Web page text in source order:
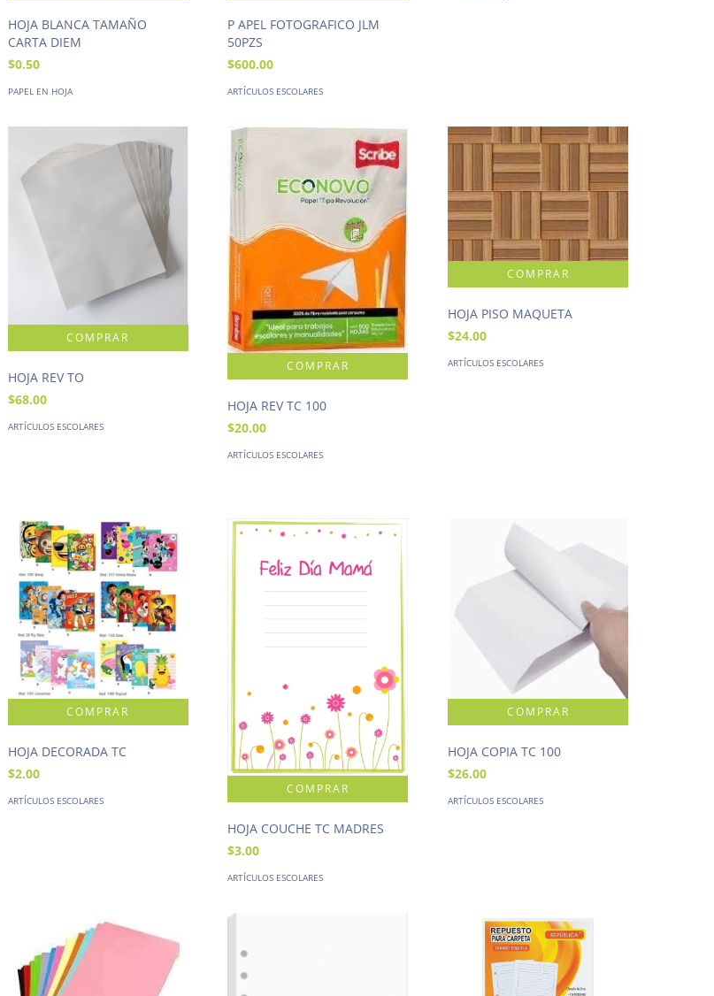
HOJA BLANCA TAMAÑO
CARTA DIEM
$0.50
PAPEL EN HOJA
P APEL FOTOGRAFICO JLM
50PZS
$600.00
ARTÍCULOS ESCOLARES
HOJA REV TO
$68.00
ARTÍCULOS ESCOLARES
HOJA REV TC 100
$20.00
ARTÍCULOS ESCOLARES
HOJA PISO MAQUETA
$24.00
ARTÍCULOS ESCOLARES
HOJA DECORADA TC
$2.00
ARTÍCULOS ESCOLARES
HOJA COUCHE TC MADRES
$3.00
ARTÍCULOS ESCOLARES
HOJA COPIA TC 100
$26.00
ARTÍCULOS ESCOLARES